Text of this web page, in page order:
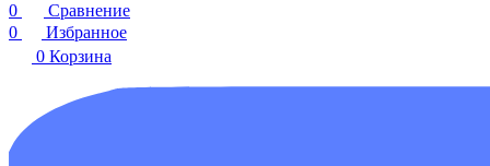
0
Сравнение
0
Избранное
0 Корзина